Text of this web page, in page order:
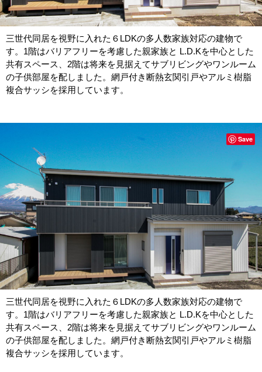
三世代同居を視野に入れた６LDKの多人数家族対応の建物で
す。1階はバリアフリーを考慮した親家族と L.D.Kを中心とした
共有スペース、2階は将来を見据えてサブリビングやワンルーム
の子供部屋を配しました。網戸付き断熱玄関引戸やアルミ樹脂
複合サッシを採用しています。
三世代同居を視野に入れた６LDKの多人数家族対応の建物で
す。1階はバリアフリーを考慮した親家族と L.D.Kを中心とした
共有スペース、2階は将来を見据えてサブリビングやワンルーム
の子供部屋を配しました。網戸付き断熱玄関引戸やアルミ樹脂
複合サッシを採用しています。
Save